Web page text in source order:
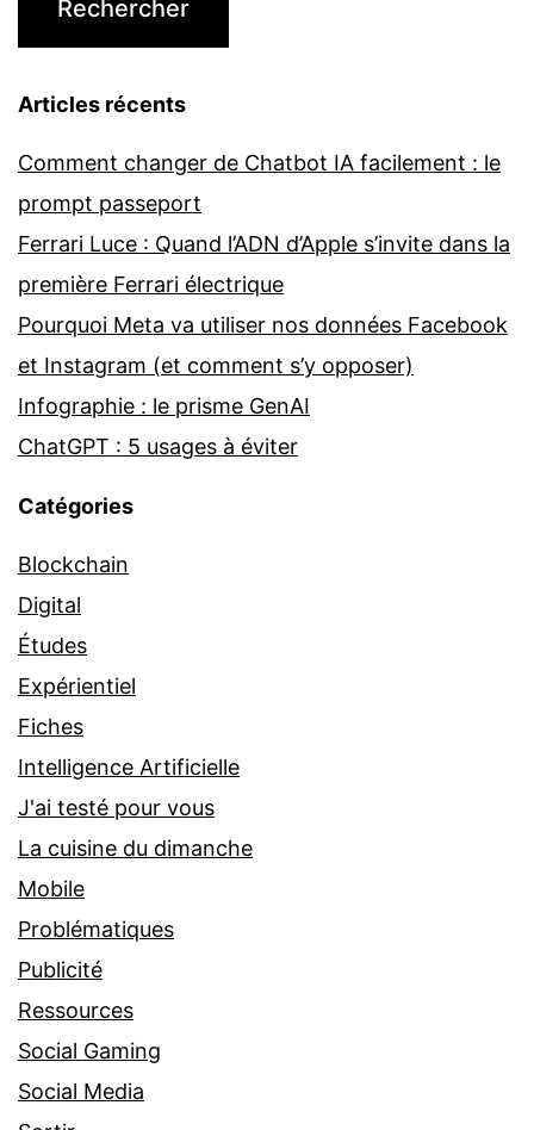
Articles récents
Comment changer de Chatbot IA facilement : le
prompt passeport
Ferrari Luce : Quand l’ADN d’Apple s’invite dans la
première Ferrari électrique
Pourquoi Meta va utiliser nos données Facebook
et Instagram (et comment s’y opposer)
Infographie : le prisme GenAI
ChatGPT : 5 usages à éviter
Catégories
Blockchain
Digital
Études
Expérientiel
Fiches
Intelligence Artificielle
J'ai testé pour vous
La cuisine du dimanche
Mobile
Problématiques
Publicité
Ressources
Social Gaming
Social Media